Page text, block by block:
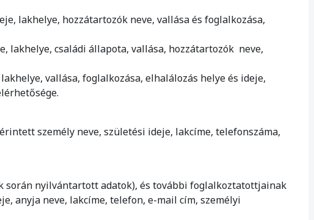
lakhelye, hozzátartozók neve, vallása és foglalkozása,
lakhelye, családi állapota, vallása, hozzátartozók neve,
vallása, foglalkozása, elhalálozás helye és ideje,
személy neve, születési ideje, lakcíme, telefonszáma,
során nyilvántartott adatok), és további foglalkoztatottjainak
anyja neve, lakcíme, telefon, e-mail cím, személyi